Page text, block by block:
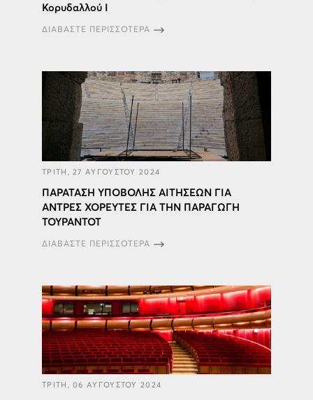
Κορυδαλλού Ι
ΔΙΑΒΑΣΤΕ ΠΕΡΙΣΣΟΤΕΡΑ
ΤΡΙΤΗ, 27 ΑΥΓΟΥΣΤΟΥ 2024
ΠΑΡΑΤΑΣΗ ΥΠΟΒΟΛΗΣ ΑΙΤΗΣΕΩΝ ΓΙΑ
ΑΝΤΡΕΣ ΧΟΡΕΥΤΕΣ ΓΙΑ ΤΗΝ ΠΑΡΑΓΩΓΗ
ΤΟΥΡΑΝΤΟΤ
ΔΙΑΒΑΣΤΕ ΠΕΡΙΣΣΟΤΕΡΑ
ΤΡΙΤΗ, 06 ΑΥΓΟΥΣΤΟΥ 2024